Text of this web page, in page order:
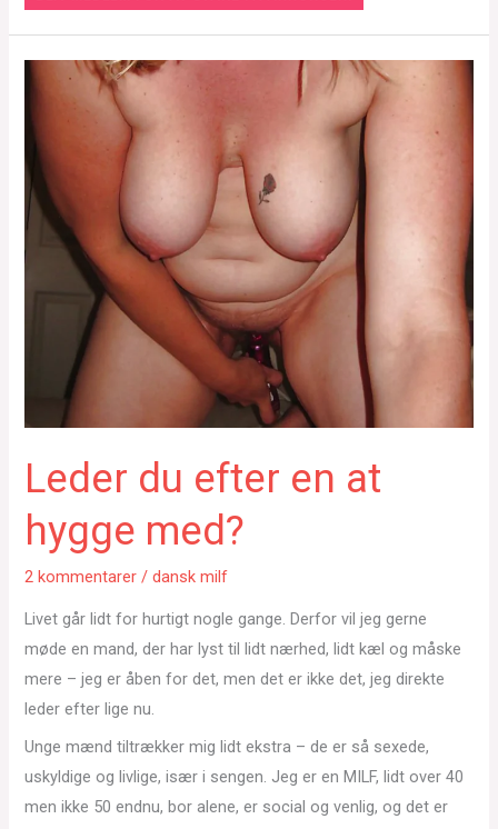
Leder du efter en at
hygge med?
2 kommentarer /dansk milf
Livet går lidt for hurtigt nogle gange. Derfor vil jeg gerne
møde en mand, der har lyst til lidt nærhed, lidt kæl og måske
mere – jeg er åben for det, men det er ikke det, jeg direkte
leder efter lige nu.
Unge mænd tiltrækker mig lidt ekstra – de er så sexede,
uskyldige og livlige, især i sengen. Jeg er en MILF, lidt over 40
men ikke 50 endnu, bor alene, er social og venlig, og det er